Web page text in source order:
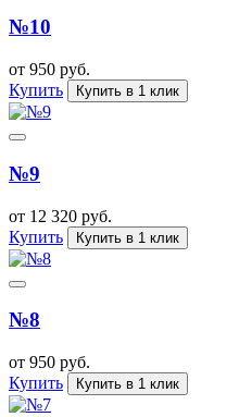
№10
от 950 руб.
Купить
Купить в 1 клик
№9
от 12 320 руб.
Купить
Купить в 1 клик
№8
от 950 руб.
Купить
Купить в 1 клик